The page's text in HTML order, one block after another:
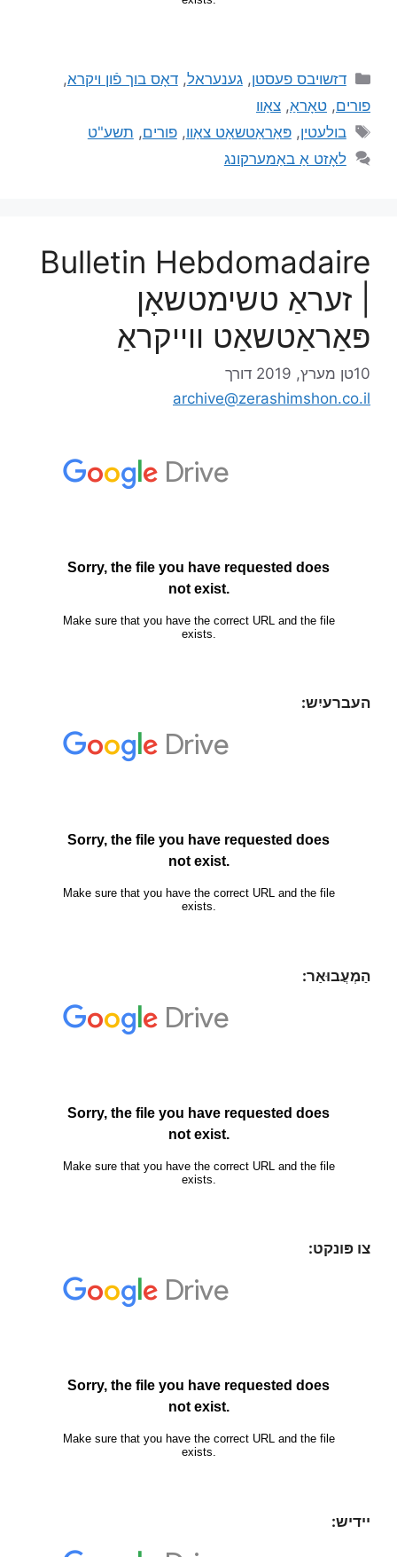
דזשויבס פעסטן,גענעראל,דאָס בוך פֿון ויקרא,
פורים, טאָראַ, צאַוו
בולעטין,פּאַראַטשאַט צאַוו,פורים, תשע"ט
לאָזט אַ באַמערקונג
Bulletin Hebdomadaire
| זעראַ טשימטשאָן
פּאַראַטשאַט ווייקראַ
10טן מערץ, 2019
דורך
archive@zerashimshon.co.il
העברעיִש:
הַמְעֲבוּאַר:
צו פּונקט:
יידיש: